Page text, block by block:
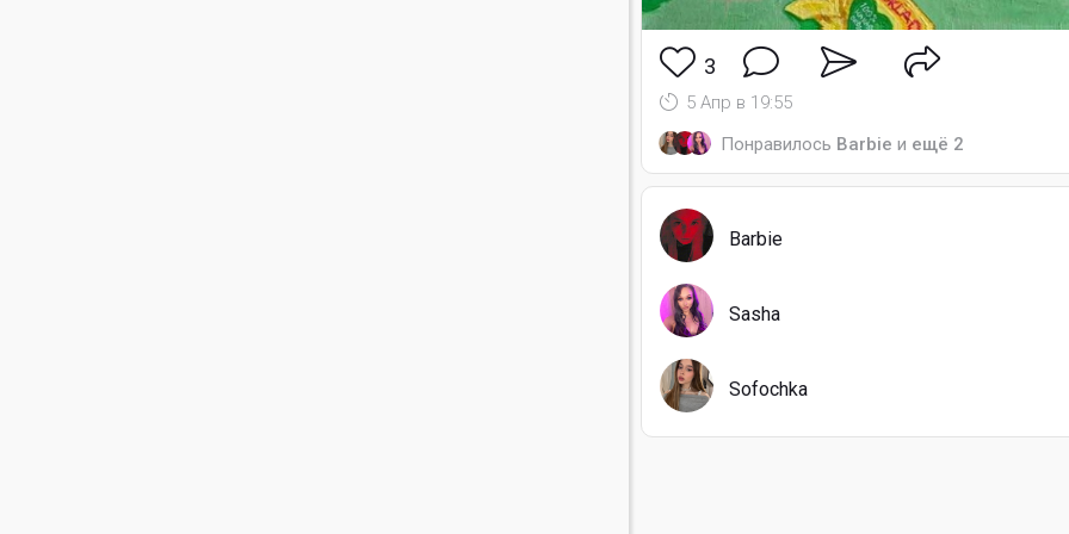
3
5 Апр в 19:55
Понравилось Barbie и ещё 2
Barbie
Sasha
Sofochka